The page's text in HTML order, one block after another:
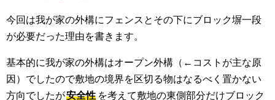
今回は我が家の外構にフェンスとその下にブロック塀一段
が必要だった理由を書きます。
基本的に我が家の外構はオープン外構（←コストが主な原
因）でしたので敷地の境界を区切る物はなるべく置かない
方向でしたが安全性 を考えて敷地の東側部分だけブロック